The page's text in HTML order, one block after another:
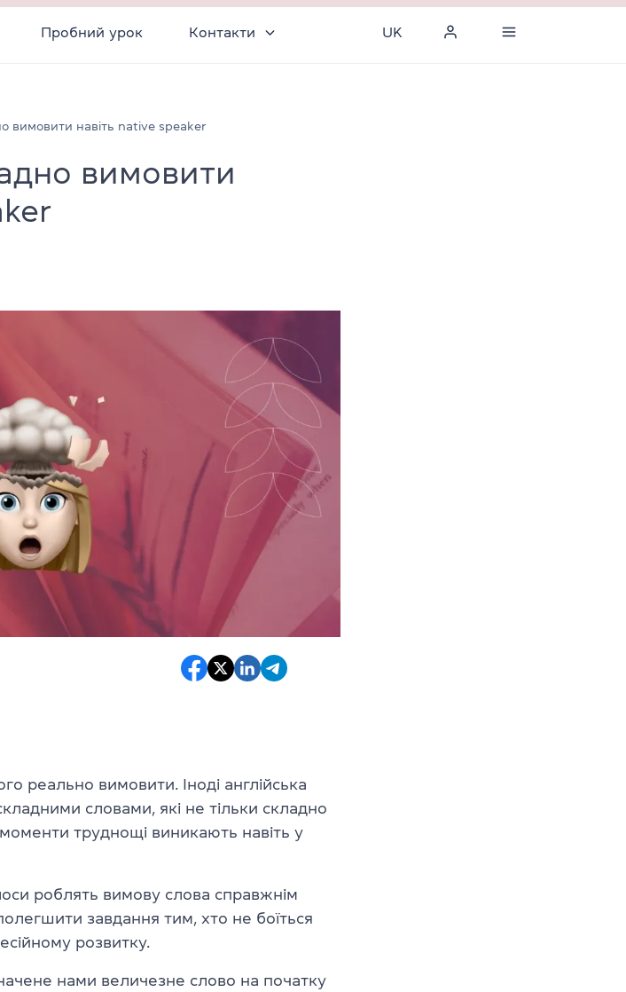
Пробний урок Контакти UK
вимовити навіть native speaker
вимовити
реально вимовити. Іноді англійська
словами, які не тільки складно
труднощі виникають навіть у
роблять вимову слова справжнім
завдання тим, хто не боїться
розвитку.
нами величезне слово на початку